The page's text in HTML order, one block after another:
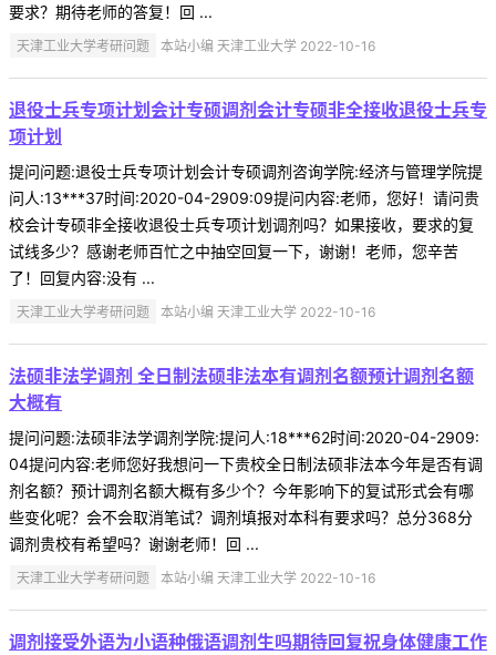
要求？期待老师的答复！回 ...
天津工业大学考研问题 本站小编 天津工业大学 2022-10-16
退役士兵专项计划会计专硕调剂会计专硕非全接收退役士兵专
项计划
提问问题:退役士兵专项计划会计专硕调剂咨询学院:经济与管理学院提
问人:13***37时间:2020-04-2909:09提问内容:老师，您好！请问贵
校会计专硕非全接收退役士兵专项计划调剂吗？如果接收，要求的复
试线多少？感谢老师百忙之中抽空回复一下，谢谢！老师，您辛苦
了！回复内容:没有 ...
天津工业大学考研问题 本站小编 天津工业大学 2022-10-16
法硕非法学调剂 全日制法硕非法本有调剂名额预计调剂名额
大概有
提问问题:法硕非法学调剂学院:提问人:18***62时间:2020-04-2909:
04提问内容:老师您好我想问一下贵校全日制法硕非法本今年是否有调
剂名额？预计调剂名额大概有多少个？今年影响下的复试形式会有哪
些变化呢？会不会取消笔试？调剂填报对本科有要求吗？总分368分
调剂贵校有希望吗？谢谢老师！回 ...
天津工业大学考研问题 本站小编 天津工业大学 2022-10-16
调剂接受外语为小语种俄语调剂生吗期待回复祝身体健康工作